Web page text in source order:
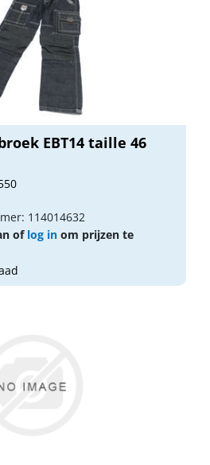
EBT14 taille 46
114014632
of log in om prijzen te